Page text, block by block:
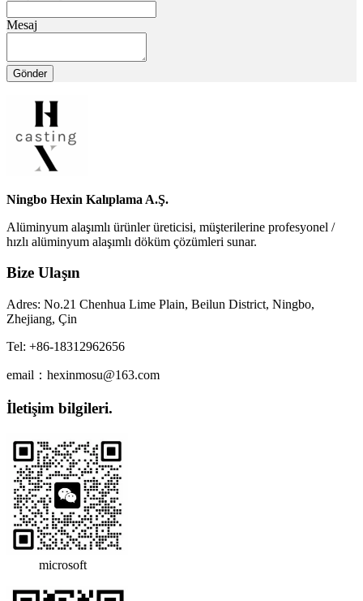
Mesaj
Gönder
Ningbo Hexin Kalıplama A.Ş.
Alüminyum alaşımlı ürünler üreticisi, müşterilerine profesyonel /
hızlı alüminyum alaşımlı döküm çözümleri sunar.
Bize Ulaşın
Adres: No.21 Chenhua Lime Plain, Beilun District, Ningbo,
Zhejiang, Çin
Tel: +86-18312962656
email：hexinmosu@163.com
İletişim bilgileri.
microsoft